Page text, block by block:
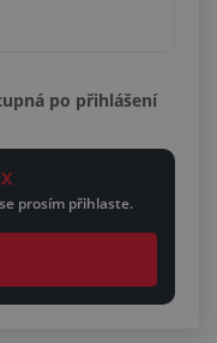
po přihlášení
prosím přihlaste.